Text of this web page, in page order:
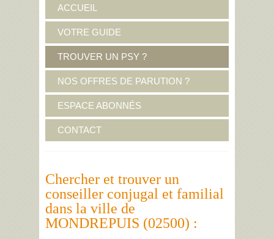
ACCUEIL
VOTRE GUIDE
TROUVER UN PSY ?
NOS OFFRES DE PARUTION ?
ESPACE ABONNÉS
CONTACT
Chercher et trouver un
conseiller conjugal et familial
dans la ville de
MONDREPUIS (02500) :